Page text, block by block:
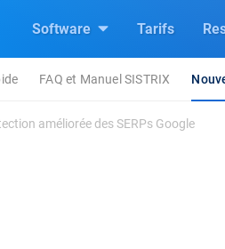
Software Tarifs
FAQ et Manuel SISTRIX
améliorée des SERPs Google